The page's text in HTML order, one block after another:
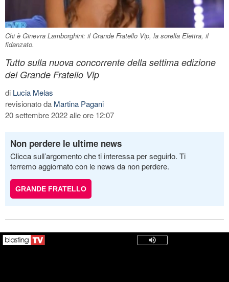
Chi è Ginevra Lamborghini: il Grande Fratello Vip, la sorella Elettra, il
fidanzato.
Tutto sulla nuova concorrente della settima edizione
del Grande Fratello Vip
di Lucia Melas
revisionato da Martina Pagani
20 settembre 2022 alle ore 12:07
Non perdere le ultime news
Clicca sull’argomento che ti interessa per seguirlo. Ti
terremo aggiornato con le news da non perdere.
GRANDE FRATELLO